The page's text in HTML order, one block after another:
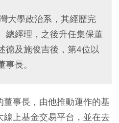
大學政治系，其經歷完
總經理，之後升任集保董
德及施俊吉後，第4位以
長。
事長，由他推動運作的基
上基金交易平台，並在去